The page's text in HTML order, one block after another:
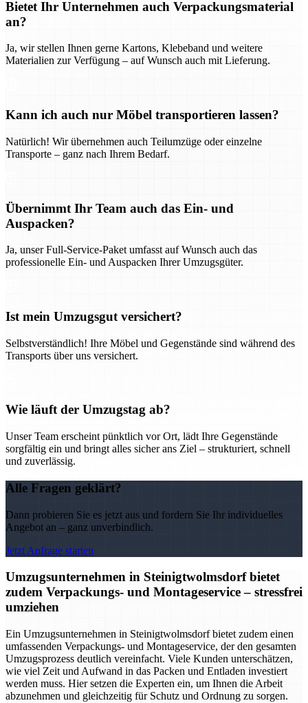
Bietet Ihr Unternehmen auch Verpackungsmaterial
an?
Ja, wir stellen Ihnen gerne Kartons, Klebeband und weitere
Materialien zur Verfügung – auf Wunsch auch mit Lieferung.
Kann ich auch nur Möbel transportieren lassen?
Natürlich! Wir übernehmen auch Teilumzüge oder einzelne
Transporte – ganz nach Ihrem Bedarf.
Übernimmt Ihr Team auch das Ein- und
Auspacken?
Ja, unser Full-Service-Paket umfasst auf Wunsch auch das
professionelle Ein- und Auspacken Ihrer Umzugsgüter.
Ist mein Umzugsgut versichert?
Selbstverständlich! Ihre Möbel und Gegenstände sind während des
Transports über uns versichert.
Wie läuft der Umzugstag ab?
Unser Team erscheint pünktlich vor Ort, lädt Ihre Gegenstände
sorgfältig ein und bringt alles sicher ans Ziel – strukturiert, schnell
und zuverlässig.
Alle Fragen geklärt?
Dann probieren Sie es jetzt aus und fordern Sie Ihr individuelles
Angebot an – ganz unverbindlich.
Jetzt Anfrage starten
Umzugsunternehmen in Steinigtwolmsdorf bietet
zudem Verpackungs- und Montageservice – stressfrei
umziehen
Ein Umzugsunternehmen in Steinigtwolmsdorf bietet zudem einen
umfassenden Verpackungs- und Montageservice, der den gesamten
Umzugsprozess deutlich vereinfacht. Viele Kunden unterschätzen,
wie viel Zeit und Aufwand in das Packen und Entladen investiert
werden muss. Hier setzen die Experten ein, um Ihnen die Arbeit
abzunehmen und gleichzeitig für Schutz und Ordnung zu sorgen.